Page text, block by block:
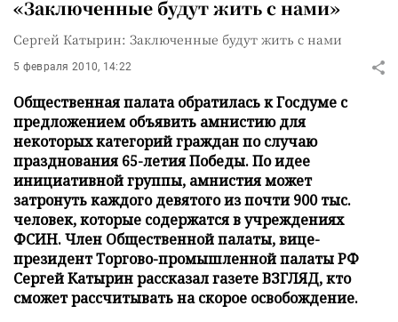
«Заключенные будут жить с нами»
Сергей Катырин: Заключенные будут жить с нами
5 февраля 2010, 14:22
Общественная палата обратилась к Госдуме с
предложением объявить амнистию для
некоторых категорий граждан по случаю
празднования 65-летия Победы. По идее
инициативной группы, амнистия может
затронуть каждого девятого из почти 900 тыс.
человек, которые содержатся в учреждениях
ФСИН. Член Общественной палаты, вице-
президент Торгово-промышленной палаты РФ
Сергей Катырин рассказал газете ВЗГЛЯД, кто
сможет рассчитывать на скорое освобождение.